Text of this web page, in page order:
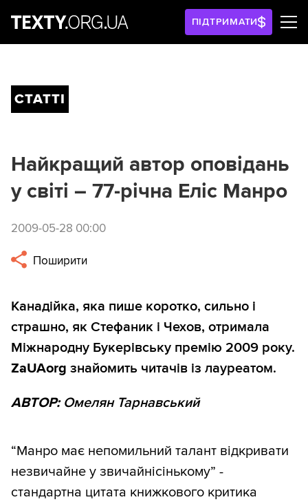
ПІДТРИМАТИ
СТАТТІ
Найкращий автор оповідань
у світі – 77-річна Еліс Манро
2009-05-28 00:00
Поширити
Канадійка, яка пише коротко, сильно і
страшно, як Стефаник і Чехов, отримала
Міжнародну Букерівськy премію 2009 року.
ZaUAorg знайомить читачів із лауреатом.
АВТОР:Омелян Тарнавський
“Манро має непомильний талант відкривати
незвичайне у звичайнісінькому” -
стандартна цитата книжкового критика